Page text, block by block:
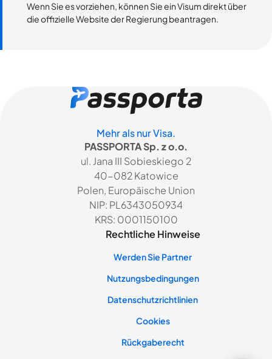
Wenn Sie es vorziehen, können Sie ein Visum direkt über
die offizielle Website der Regierung beantragen.
Mehr als nur Visa.
PASSPORTA Sp. z o.o.
ul. Jana III Sobieskiego 2
40-082 Katowice
Polen, Europäische Union
NIP: PL6343050934
KRS: 0001150100
Rechtliche Hinweise
Werden Sie Partner
Nutzungsbedingungen
Datenschutzrichtlinien
Cookies
Rückgaberecht